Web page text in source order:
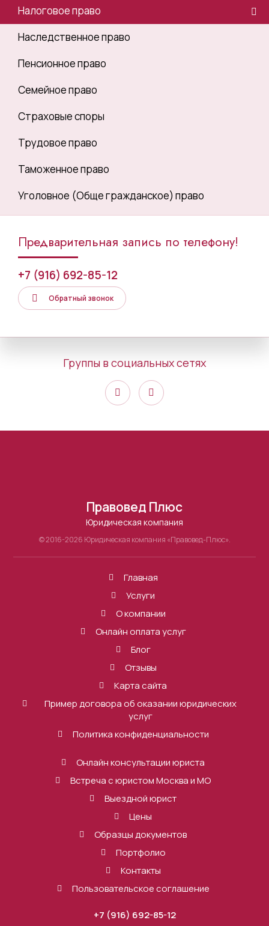
Налоговое право
Наследственное право
Пенсионное право
Семейное право
Страховые споры
Трудовое право
Таможенное право
Уголовное (Обще гражданское) право
Предварительная запись по телефону!
+7 (916) 692-85-12
Обратный звонок
Группы в социальных сетях
Правовед Плюс
Юридическая компания
© 2016-2026 Юридическая компания «Правовед-Плюс».
Главная
Услуги
О компании
Онлайн оплата услуг
Блог
Отзывы
Карта сайта
Пример договора об оказании юридических
услуг
Политика конфиденциальности
Онлайн консультации юриста
Встреча с юристом Москва и МО
Выездной юрист
Цены
Образцы документов
Портфолио
Контакты
Пользовательское соглашение
+7 (916) 692-85-12